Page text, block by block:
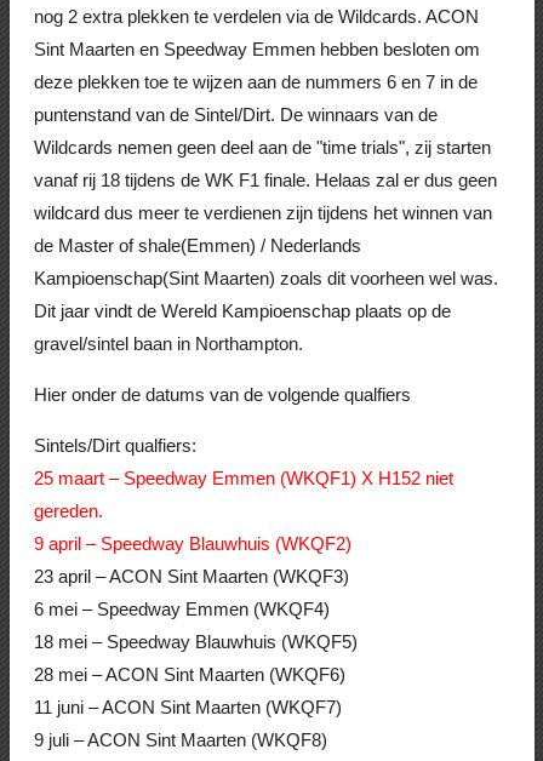
nog 2 extra plekken te verdelen via de Wildcards. ACON
Sint Maarten en Speedway Emmen hebben besloten om
deze plekken toe te wijzen aan de nummers 6 en 7 in de
puntenstand van de Sintel/Dirt. De winnaars van de
Wildcards nemen geen deel aan de "time trials", zij starten
vanaf rij 18 tijdens de WK F1 finale. Helaas zal er dus geen
wildcard dus meer te verdienen zijn tijdens het winnen van
de Master of shale(Emmen) / Nederlands
Kampioenschap(Sint Maarten) zoals dit voorheen wel was.
Dit jaar vindt de Wereld Kampioenschap plaats op de
gravel/sintel baan in Northampton.
Hier onder de datums van de volgende qualfiers
Sintels/Dirt qualfiers:
25 maart – Speedway Emmen (WKQF1) X H152 niet
gereden.
9 april – Speedway Blauwhuis (WKQF2)
23 april – ACON Sint Maarten (WKQF3)
6 mei – Speedway Emmen (WKQF4)
18 mei – Speedway Blauwhuis (WKQF5)
28 mei – ACON Sint Maarten (WKQF6)
11 juni – ACON Sint Maarten (WKQF7)
9 juli – ACON Sint Maarten (WKQF8)